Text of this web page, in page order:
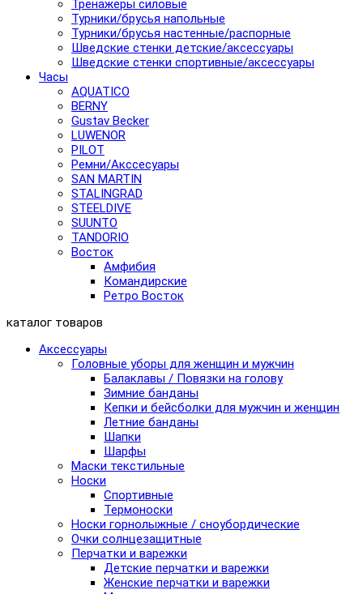
Тренажеры силовые
Турники/брусья напольные
Турники/брусья настенные/распорные
Шведские стенки детские/аксессуары
Шведские стенки спортивные/аксессуары
Часы
AQUATICO
BERNY
Gustav Becker
LUWENOR
PILOT
Pемни/Акссесуары
SAN MARTIN
STALINGRAD
STEELDIVE
SUUNTO
TANDORIO
Восток
Амфибия
Командирские
Ретро Восток
каталог товаров
Аксессуары
Головные уборы для женщин и мужчин
Балаклавы / Повязки на голову
Зимние банданы
Кепки и бейсболки для мужчин и женщин
Летние банданы
Шапки
Шарфы
Маски текстильные
Носки
Спортивные
Термоноски
Носки горнолыжные / сноубордические
Очки солнцезащитные
Перчатки и варежки
Детские перчатки и варежки
Женские перчатки и варежки